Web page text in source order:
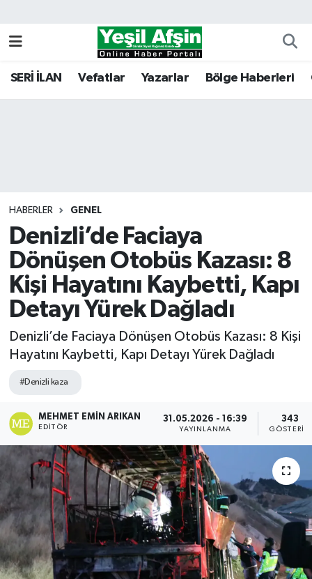
SERİ İLAN Vefatlar Yazarlar Bölge Haberleri
HABERLER GENEL
Denizli’de Faciaya
Dönüşen Otobüs Kazası: 8
Kişi Hayatını Kaybetti, Kapı
Detayı Yürek Dağladı
Denizli’de Faciaya Dönüşen Otobüs Kazası: 8 Kişi
Hayatını Kaybetti, Kapı Detayı Yürek Dağladı
#Denizli kaza
MEHMET EMIN ARIKAN
EDITÖR
31.05.2026 - 16:39
YAYINLANMA
343
GÖSTERIM
Kahramanmaraş Nöbetçi Eczaneler
Tüm Manşetler
Son Dakika Haberleri
Haber Arşivi